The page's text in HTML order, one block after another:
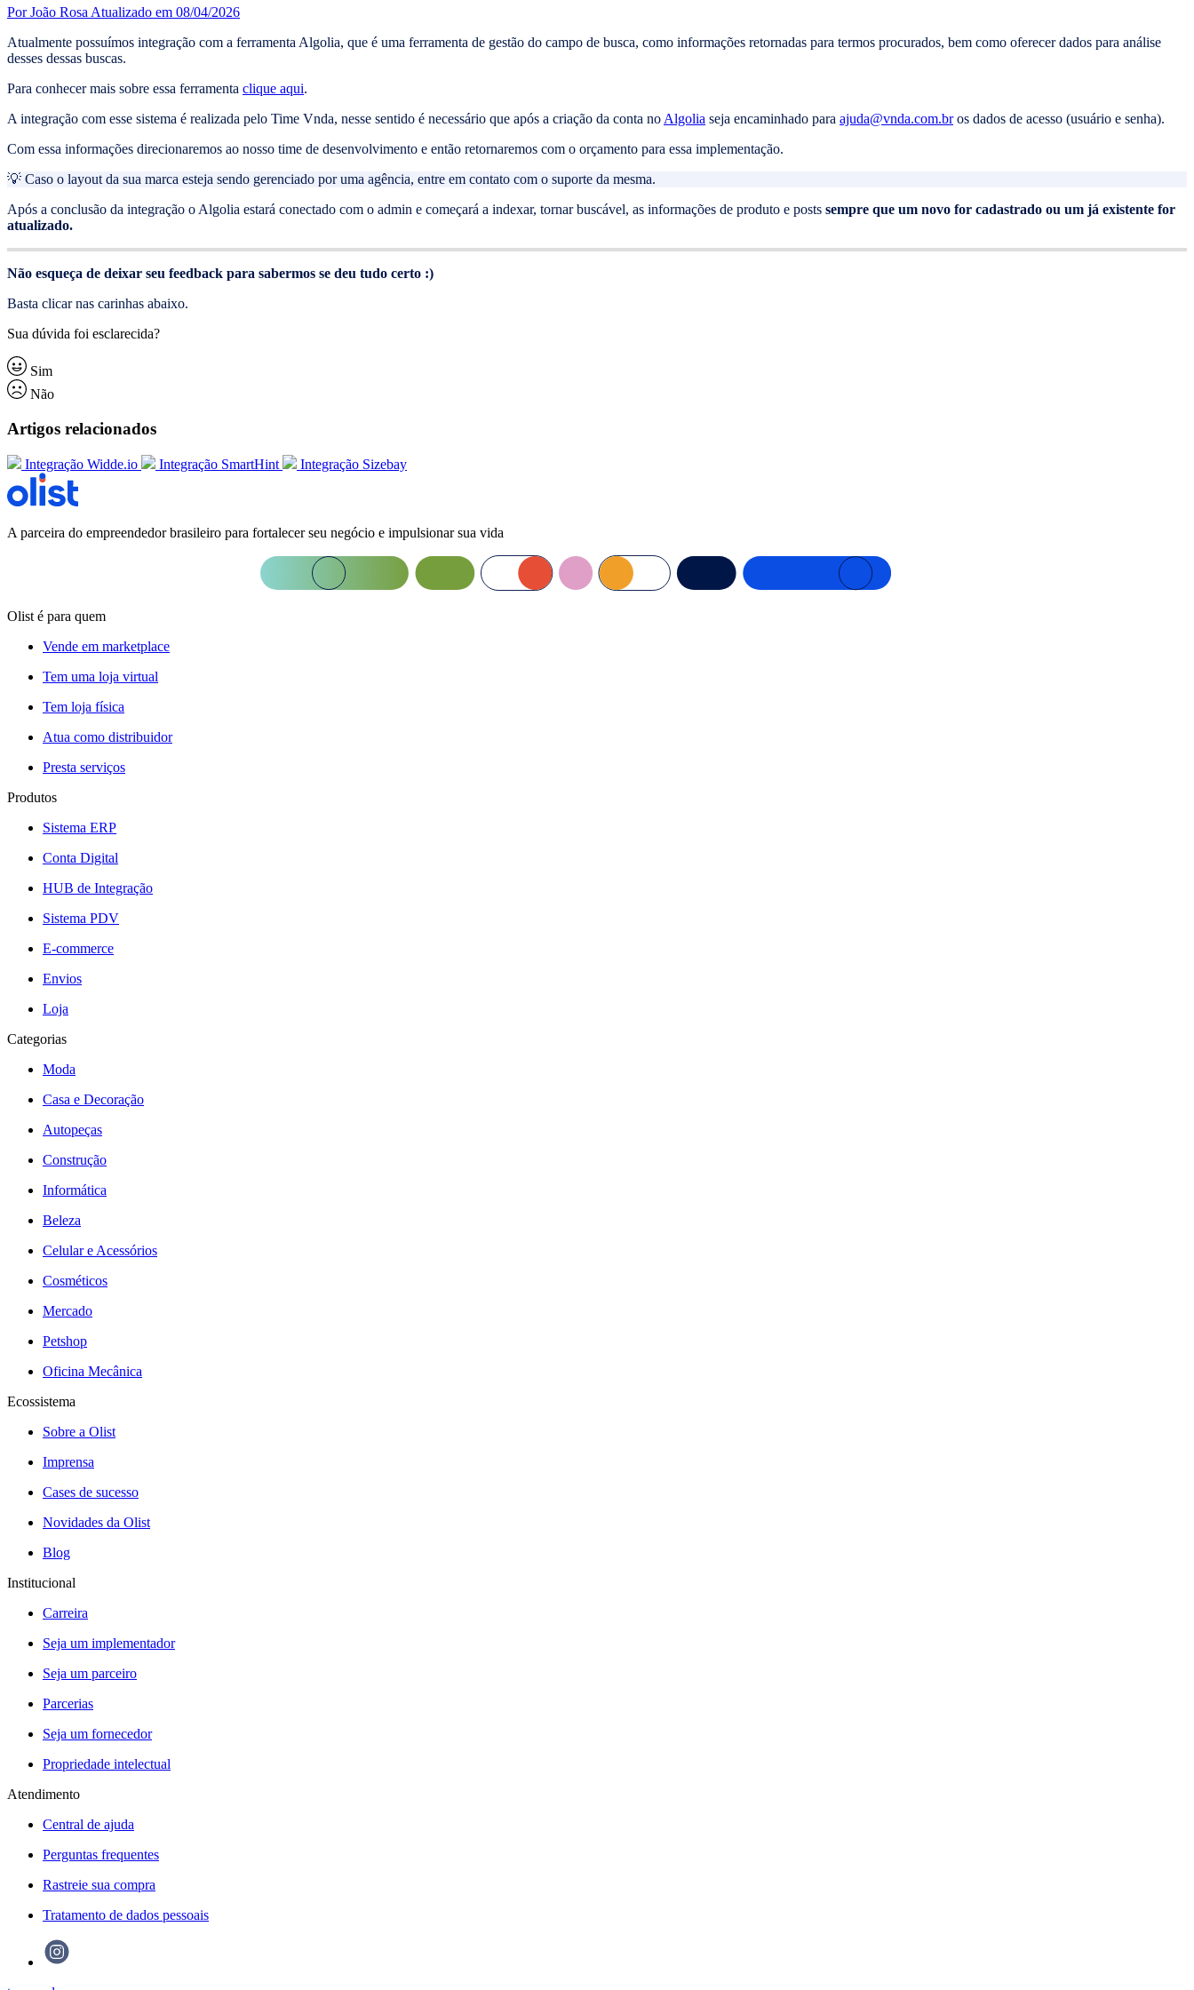
Por João Rosa Atualizado em 08/04/2026
Atualmente possuímos integração com a ferramenta Algolia, que é uma ferramenta de gestão do campo de busca, como informações retornadas para termos procurados, bem como oferecer dados para análise
desses dessas buscas.
Para conhecer mais sobre essa ferramenta clique aqui.
A integração com esse sistema é realizada pelo Time Vnda, nesse sentido é necessário que após a criação da conta no Algolia seja encaminhado para ajuda@vnda.com.bros dados de acesso (usuário e senha).
Com essa informações direcionaremos ao nosso time de desenvolvimento e então retornaremos com o orçamento para essa implementação.
💡 Caso o layout da sua marca esteja sendo gerenciado por uma agência, entre em contato com o suporte da mesma.
Após a conclusão da integração o Algolia estará conectado com o admin e começará a indexar, tornar buscável, as informações de produto e posts sempre que um novo for cadastrado ou um já existente for
atualizado.
Não esqueça de deixar seu feedback para sabermos se deu tudo certo :)
Basta clicar nas carinhas abaixo.
Sua dúvida foi esclarecida?
Sim
Não
Artigos relacionados
Integração Widde.io Integração SmartHint Integração Sizebay
A parceira do empreendedor brasileiro para fortalecer seu negócio e impulsionar sua vida
Olist é para quem
Vende em marketplace
Tem uma loja virtual
Tem loja física
Atua como distribuidor
Presta serviços
Produtos
Sistema ERP
Conta Digital
HUB de Integração
Sistema PDV
E-commerce
Envios
Loja
Categorias
Moda
Casa e Decoração
Autopeças
Construção
Informática
Beleza
Celular e Acessórios
Cosméticos
Mercado
Petshop
Oficina Mecânica
Ecossistema
Sobre a Olist
Imprensa
Cases de sucesso
Novidades da Olist
Blog
Institucional
Carreira
Seja um implementador
Seja um parceiro
Parcerias
Seja um fornecedor
Propriedade intelectual
Atendimento
Central de ajuda
Perguntas frequentes
Rastreie sua compra
Tratamento de dados pessoais